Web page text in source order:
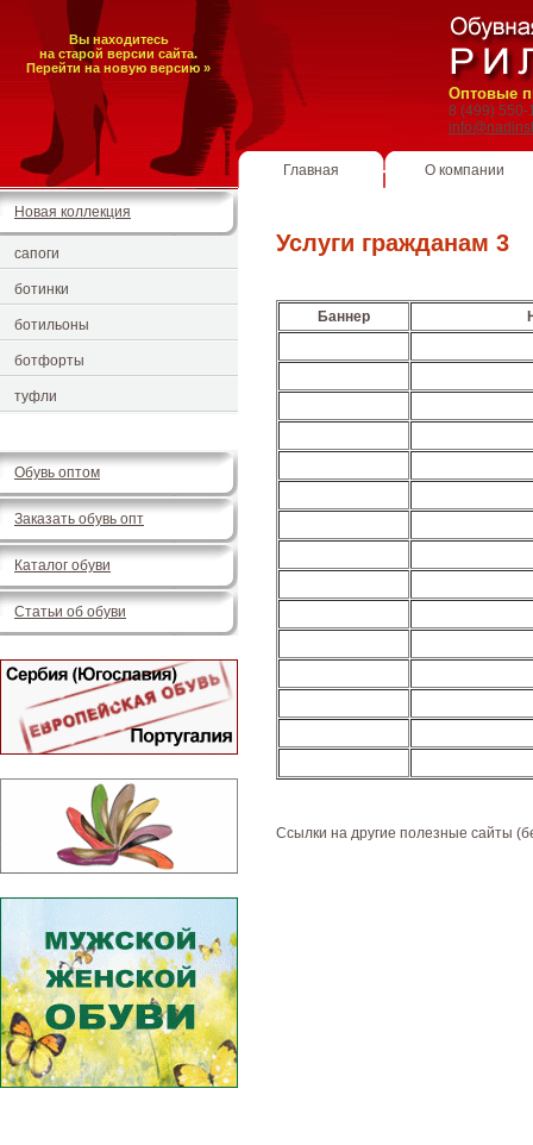
Вы находитесь
на старой версии сайта.
Перейти на новую версию »
Оптовые
8 (499) 550-
Главная О компании
Новая коллекция
сапоги
ботинки
ботильоны
ботфорты
туфли
Обувь оптом
Заказать обувь опт
Каталог обуви
Статьи об обуви
Услуги гражданам 3
Баннер
Ссылки на другие полезные сайты